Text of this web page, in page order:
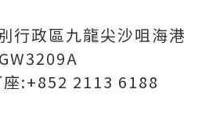
行政區九龍尖沙咀海港
:+852 2113 6188